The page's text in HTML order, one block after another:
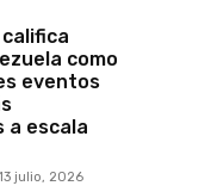
como
eventos
escala
julio, 2026